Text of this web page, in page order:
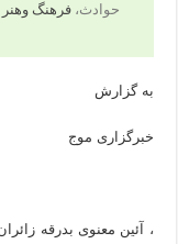
حوادث، فرهنگ وهنر
به گزارش
خبرگزاری موج